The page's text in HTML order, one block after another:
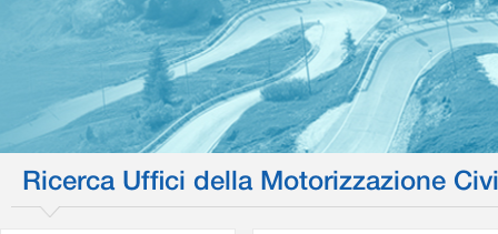
Ricerca Uffici della Motorizzazione